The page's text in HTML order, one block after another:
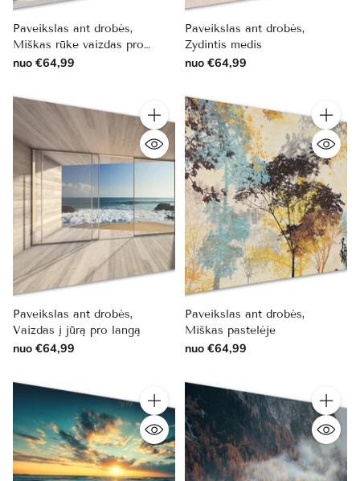
Paveikslas ant drobės,
Miškas rūke vaizdas pro
langą
nuo €64,99
Paveikslas ant drobės,
Žydintis medis
nuo €64,99
Kiekis
Paveikslas ant drobės,
Vaizdas į jūrą pro langą
nuo €64,99
Kiekis
Paveikslas ant drobės,
Miškas pastelėje
nuo €64,99
Kiekis Kiekis